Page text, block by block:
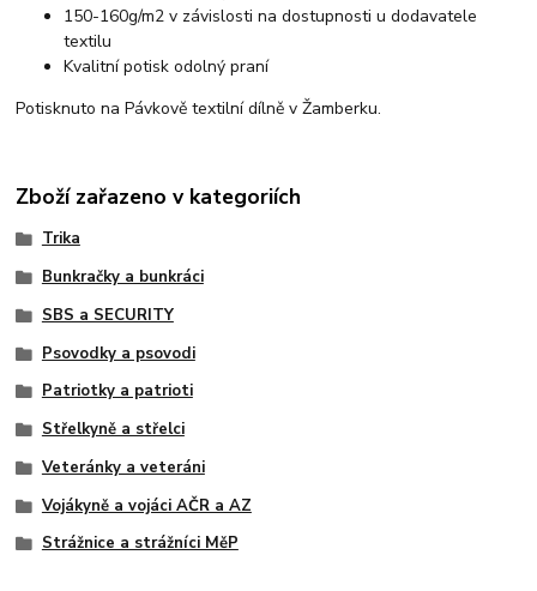
150-160g/m2 v závislosti na dostupnosti u dodavatele
textilu
Kvalitní potisk odolný praní
Potisknuto na Pávkově textilní dílně v Žamberku.
Zboží zařazeno v kategoriích
Trika
Bunkračky a bunkráci
SBS a SECURITY
Psovodky a psovodi
Patriotky a patrioti
Střelkyně a střelci
Veteránky a veteráni
Vojákyně a vojáci AČR a AZ
Strážnice a strážníci MěP